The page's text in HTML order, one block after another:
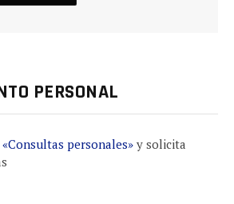
PERSONAL
«Consultas personales» y solicita